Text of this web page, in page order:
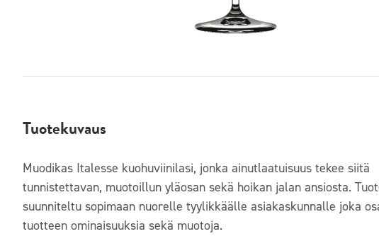
Tuotekuvaus
Muodikas Italesse kuohuviinilasi, jonka ainutlaatuisuus tekee siitä
tunnistettavan, muotoillun yläosan sekä hoikan jalan ansiosta.
suunniteltu sopimaan nuorelle tyylikkäälle asiakaskunnalle joka
tuotteen ominaisuuksia sekä muotoja.